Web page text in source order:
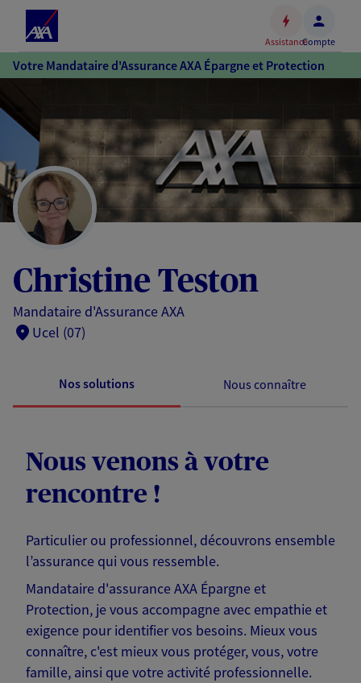
Accéder
au
Accéder
au
pied
de
page
AssistanceCompte
Votre Mandataire d'Assurance AXA Épargne et Protection
Christine Teston
Mandataire d'Assurance AXA
Ucel (07)
Nos solutions Nous connaître
Nous venons à votre
rencontre !
Particulier ou professionnel, découvrons ensemble
l’assurance qui vous ressemble.
Mandataire d'assurance AXA Épargne et
Protection, je vous accompagne avec empathie et
exigence pour identifier vos besoins. Mieux vous
connaître, c'est mieux vous protéger, vous, votre
famille, ainsi que votre activité professionnelle.